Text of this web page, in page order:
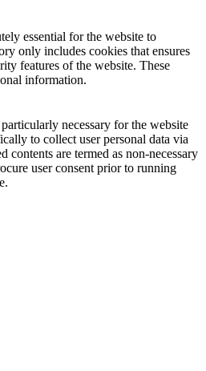
essential for the website to
only includes cookies that ensures
features of the website. These
information.
necessary for the website
to collect user personal data via
contents are termed as non-necessary
user consent prior to running